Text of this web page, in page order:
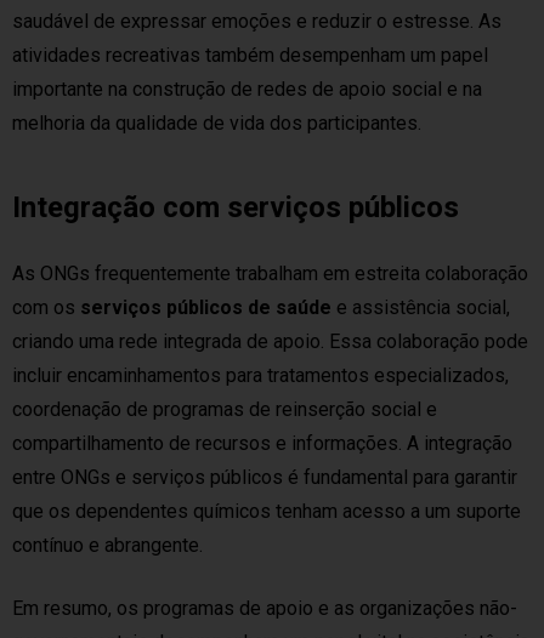
saudável de expressar emoções e reduzir o estresse. As
atividades recreativas também desempenham um papel
importante na construção de redes de apoio social e na
melhoria da qualidade de vida dos participantes.
Integração com serviços públicos
As ONGs frequentemente trabalham em estreita colaboração
com os serviços públicos de saúde e assistência social,
criando uma rede integrada de apoio. Essa colaboração pode
incluir encaminhamentos para tratamentos especializados,
coordenação de programas de reinserção social e
compartilhamento de recursos e informações. A integração
entre ONGs e serviços públicos é fundamental para garantir
que os dependentes químicos tenham acesso a um suporte
contínuo e abrangente.
Em resumo, os programas de apoio e as organizações não-